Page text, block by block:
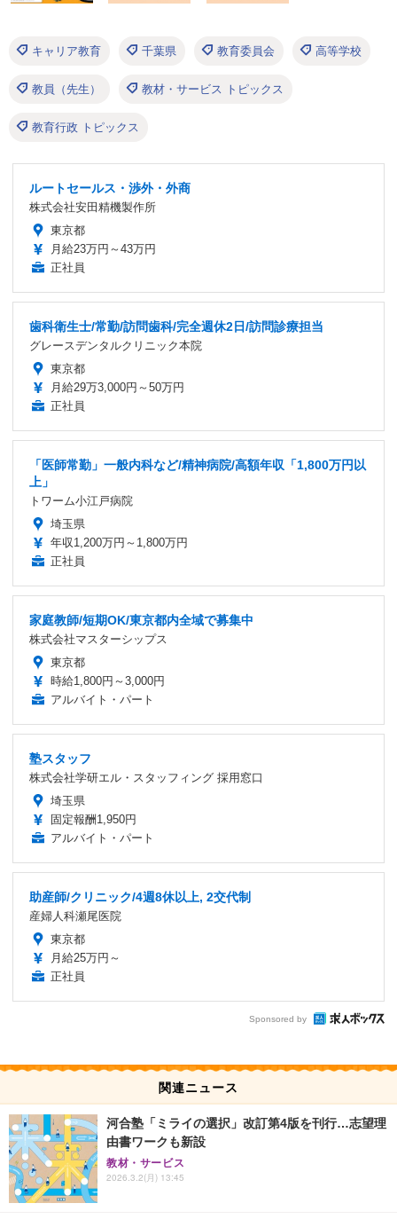
キャリア教育 千葉県 教育委員会 高等学校
教員（先生） 教材・サービス トピックス
教育行政 トピックス
ルートセールス・渉外・外商
株式会社安田精機製作所
東京都
月給23万円～43万円
正社員
歯科衛生士/常勤/訪問歯科/完全週休2日/訪問診療担当
グレースデンタルクリニック本院
東京都
月給29万3,000円～50万円
正社員
「医師常勤」一般内科など/精神病院/高額年収「1,800万円以
上」
トワーム小江戸病院
埼玉県
年収1,200万円～1,800万円
正社員
家庭教師/短期OK/東京都内全域で募集中
株式会社マスターシップス
東京都
時給1,800円～3,000円
アルバイト・パート
塾スタッフ
株式会社学研エル・スタッフィング 採用窓口
埼玉県
固定報酬1,950円
アルバイト・パート
助産師/クリニック/4週8休以上, 2交代制
産婦人科瀬尾医院
東京都
月給25万円～
正社員
Sponsored by
関連ニュース
河合塾「ミライの選択」改訂第4版を刊行…志望理
由書ワークも新設
教材・サービス
2026.3.2(月) 13:45